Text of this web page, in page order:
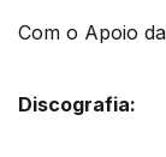
Com o Apoio
Discografia: